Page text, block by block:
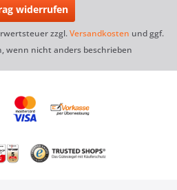
widerrufen
zzgl.Versandkosten und ggf.
wenn nicht anders beschrieben